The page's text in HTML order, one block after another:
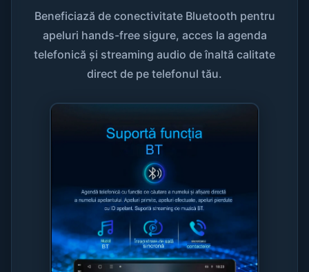
Beneficiază de conectivitate Bluetooth pentru
apeluri hands-free sigure, acces la agenda
telefonică și streaming audio de înaltă calitate
direct de pe telefonul tău.